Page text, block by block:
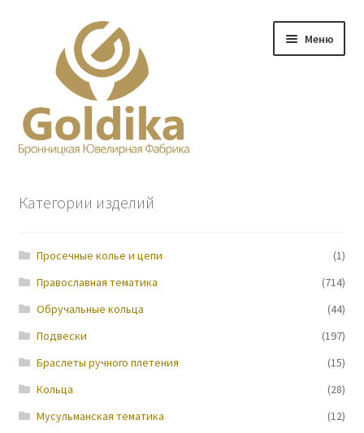
навигации
содержимому
Меню
Прайс-лист
Контакты
Новости
Категории изделий
Просечные колье и цепи
(1)
Православная тематика
(714)
Обручальные кольца
(44)
Подвески
(197)
Браслеты ручного плетения
(15)
Кольца
(28)
Мусульманская тематика
(12)